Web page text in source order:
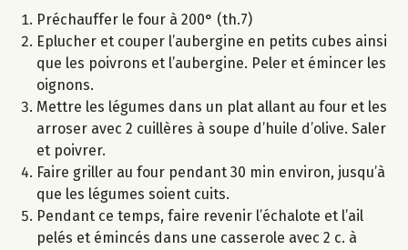
Préchauffer le four à 200° (th.7)
Eplucher et couper l’aubergine en petits cubes ainsi
que les poivrons et l’aubergine. Peler et émincer les
oignons.
Mettre les légumes dans un plat allant au four et les
arroser avec 2 cuillères à soupe d’huile d’olive. Saler
et poivrer.
Faire griller au four pendant 30 min environ, jusqu’à
que les légumes soient cuits.
Pendant ce temps, faire revenir l’échalote et l’ail
pelés et émincés dans une casserole avec 2 c. à